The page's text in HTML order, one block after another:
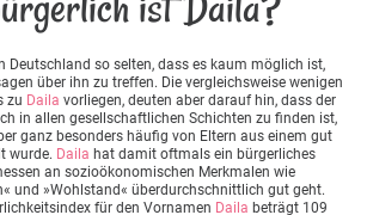
Deutschland so selten, dass es kaum möglich ist,
über ihn zu treffen. Die vergleichsweise wenigen
zu Daila vorliegen, deuten aber darauf hin, dass der
in allen gesellschaftlichen Schichten zu finden ist,
ganz besonders häufig von Eltern aus einem gut
wurde. Daila hat damit oftmals ein bürgerliches
an sozioökonomischen Merkmalen wie
und »Wohlstand« überdurchschnittlich gut geht.
für den Vornamen Daila beträgt 109